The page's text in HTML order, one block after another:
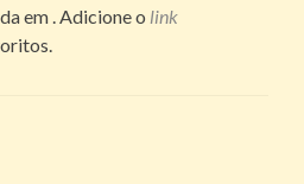
em . Adicione o link